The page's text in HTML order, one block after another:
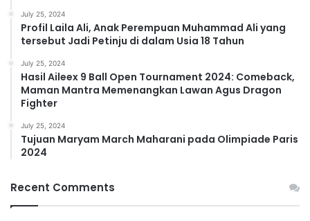
July 25, 2024
Profil Laila Ali, Anak Perempuan Muhammad Ali yang
tersebut Jadi Petinju di dalam Usia 18 Tahun
July 25, 2024
Hasil Aileex 9 Ball Open Tournament 2024: Comeback,
Maman Mantra Memenangkan Lawan Agus Dragon
Fighter
July 25, 2024
Tujuan Maryam March Maharani pada Olimpiade Paris
2024
Recent Comments